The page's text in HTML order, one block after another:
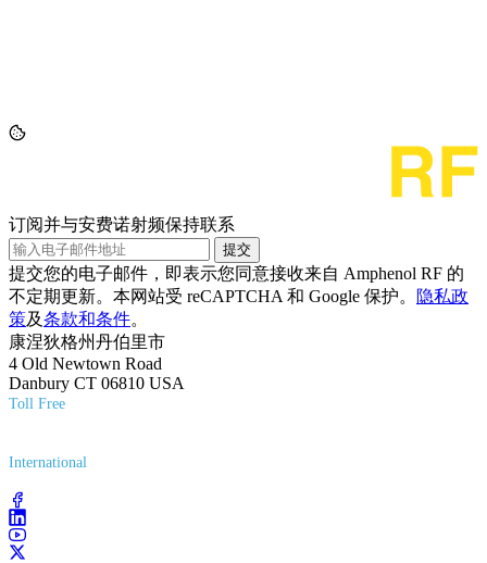
订阅并与安费诺射频保持联系
提交
提交您的电子邮件，即表示您同意接收来自 Amphenol RF 的
不定期更新。本网站受 reCAPTCHA 和 Google 保护。
隐私政
策及条款和条件。
康涅狄格州丹伯里市
4 Old Newtown Road
Danbury CT 06810 USA
Toll Free
International